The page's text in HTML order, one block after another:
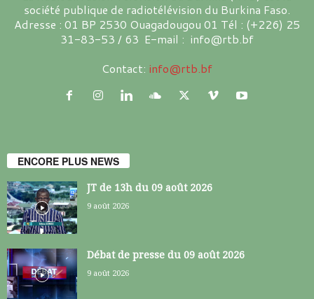
société publique de radiotélévision du Burkina Faso.
Adresse : 01 BP 2530 Ouagadougou 01 Tél : (+226) 25
31-83-53 / 63 E-mail : info@rtb.bf
Contact: info@rtb.bf
ENCORE PLUS NEWS
JT de 13h du 09 août 2026
9 août 2026
Débat de presse du 09 août 2026
9 août 2026